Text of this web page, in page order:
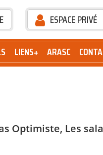
ESPACE PRIVÉ
LIENS+ ARASC
Optimiste, Les